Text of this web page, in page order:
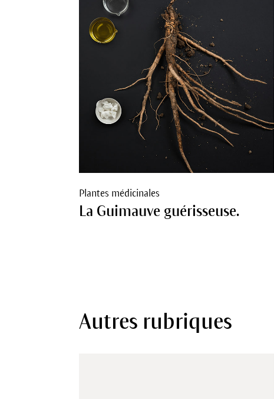
Plantes médicinales
La Guimauve guérisseuse.
Autres rubriques